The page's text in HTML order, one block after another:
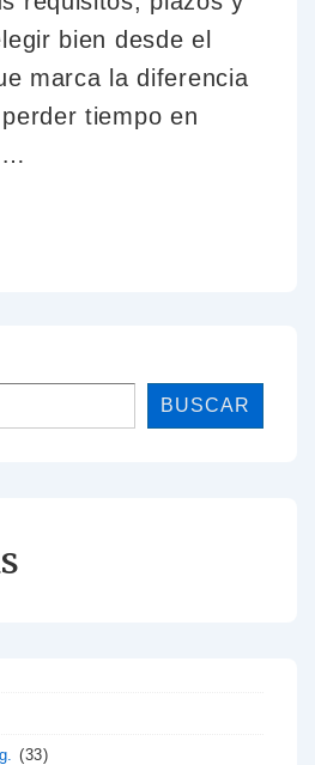
bien desde el
marca la diferencia
tiempo en
…
BUSCAR
(33)